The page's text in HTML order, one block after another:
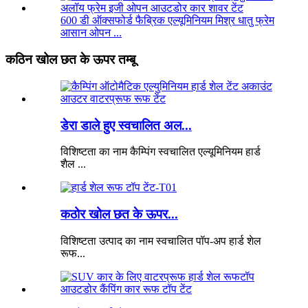
600 डी ऑक्सफोर्ड फैब्रिक एल्यूमिनियम मिश्र धातु फ्रेम
आसान ओपन ...
कठिन खोल छत के ऊपर तम्बू
डेरा डाले हुए स्वचालित अल...
विशिष्टता का नाम कैम्पिंग स्वचालित एल्यूमिनियम हार्ड
शैल ...
कठोर खोल छत के ऊपर...
विशिष्टता उत्पाद का नाम स्वचालित पॉप-अप हार्ड शेल
रूफ...